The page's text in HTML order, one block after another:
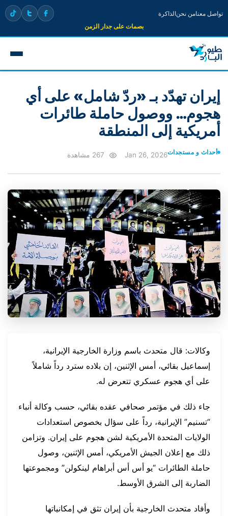
تواصل معنامن نحنالذاكرة
بصمات على جدار الزمن
إيران تهدّد بـ «ردّ شامل» على أي
هجوم… ووصول حاملة طائرات
أمريكية إلى المنطقة
أحداث و مستجداتJan 26, 2026
وكالات: قال متحدث باسم وزارة الخارجية الإيرانية،
إسماعيل بقائي، أمس الإثنين، إن بلاده سترد رداً شاملاً
على أي هجوم عسكري تتعرض له.
جاء ذلك في مؤتمر صحافي عقده بقائي، حسب وكالة أنباء
“تسنيم” الإيرانية، رداً على سؤال بخصوص استعدادات
الولايات المتحدة الأمريكية لشن هجوم على إيران. وتزامن
ذلك مع إعلان الجيش الأمريكي، أمس الإثنين، وصول
حاملة الطائرات “يو أس أس أبراهام لينكولن” ومجموعتها
الضاربة إلى الشرق الأوسط.
وأفاد متحدث الخارجية بأن إيران تثق في إمكانياتها